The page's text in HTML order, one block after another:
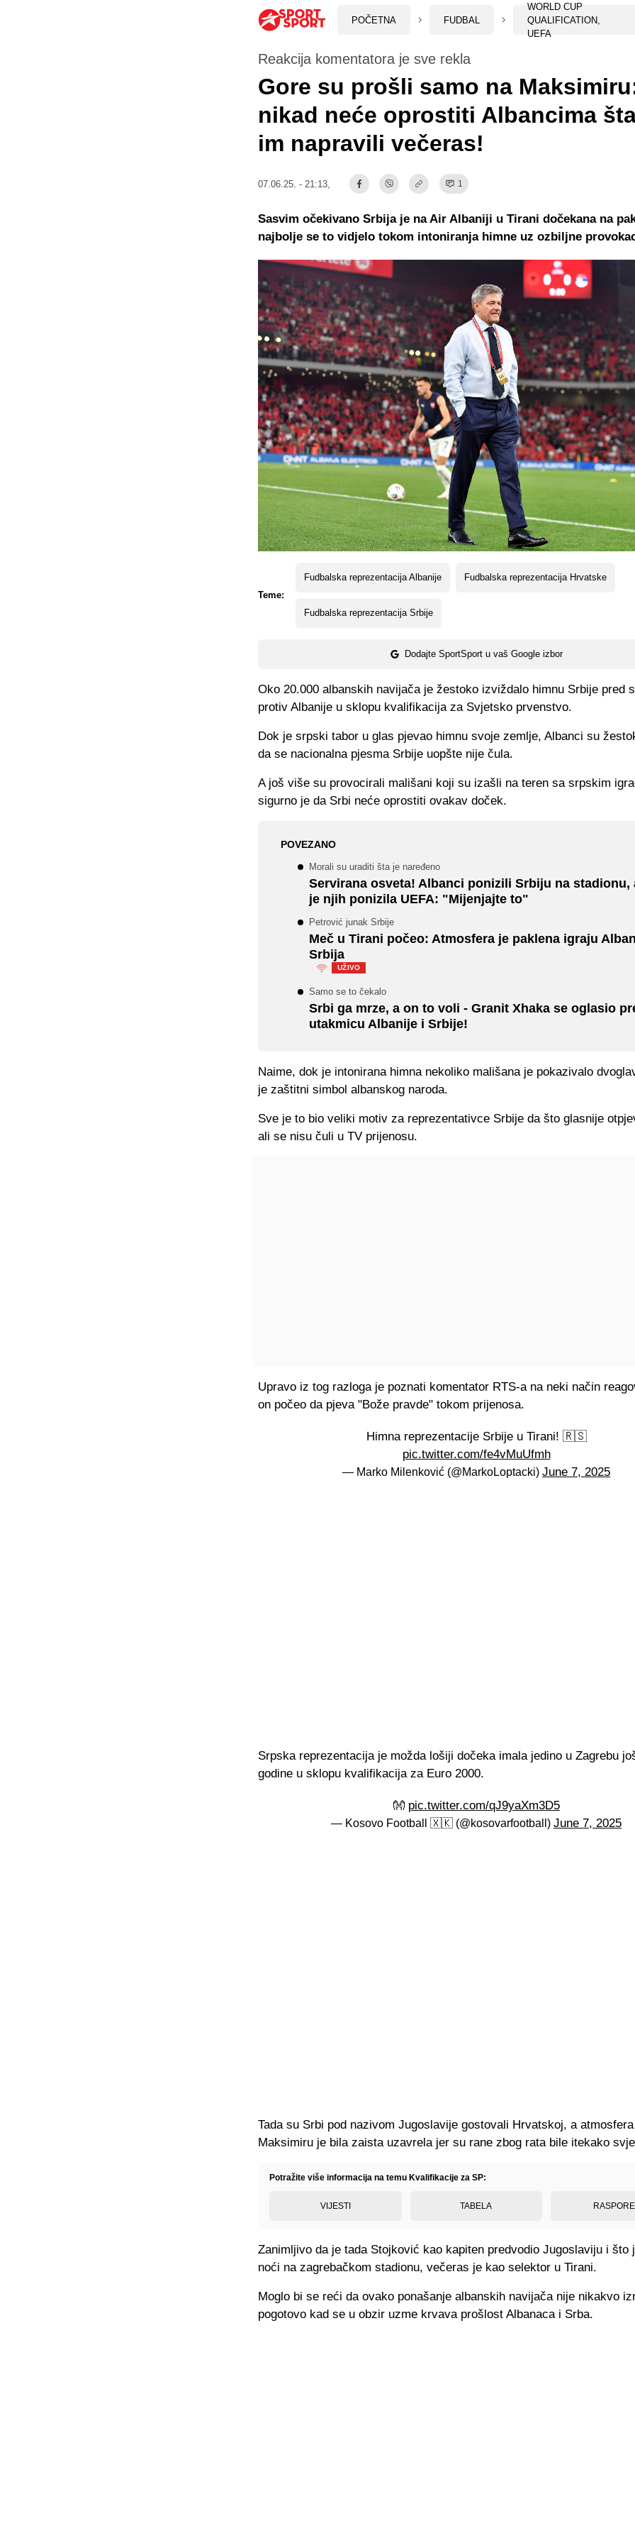
POČETNA FUDBAL
WORLD CUP
QUALIFICATION,
UEFA
Reakcija komentatora je sve rekla
Gore su prošli samo na
nikad neće oprostiti Albancima
im napravili večeras!
07.06.25. - 21:13, 1
Teme:
Fudbalska reprezentacija Albanije Fudbalska reprezentacija Hrvatske
Fudbalska reprezentacija Srbije
Dodajte SportSport u vaš Google izbor
Sasvim očekivano Srbija je na Air Albaniji u Tirani dočekana na
najbolje se to vidjelo tokom intoniranja himne uz ozbiljne
Oko 20.000 albanskih navijača je žestoko izviždalo himnu Srbije pred
protiv Albanije u sklopu kvalifikacija za Svjetsko prvenstvo.
Dok je srpski tabor u glas pjevao himnu svoje zemlje, Albanci su
da se nacionalna pjesma Srbije uopšte nije čula.
A još više su provocirali mališani koji su izašli na teren sa srpskim
sigurno je da Srbi neće oprostiti ovakav doček.
POVEZANO
Morali su uraditi šta je naređeno
Servirana osveta! Albanci ponizili Srbiju na stadionu,
je njih ponizila UEFA: "Mijenjajte to"
Petrović junak Srbije
Meč u Tirani počeo: Atmosfera je paklena igraju
Srbija
UŽIVO
Samo se to čekalo
Srbi ga mrze, a on to voli - Granit Xhaka se oglasio
utakmicu Albanije i Srbije!
Naime, dok je intonirana himna nekoliko mališana je pokazivalo
je zaštitni simbol albanskog naroda.
Sve je to bio veliki motiv za reprezentativce Srbije da što glasnije
ali se nisu čuli u TV prijenosu.
Upravo iz tog razloga je poznati komentator RTS-a na neki način
on počeo da pjeva "Bože pravde" tokom prijenosa.
Himna reprezentacije Srbije u Tirani! 🇷🇸
pic.twitter.com/fe4vMuUfmh
— Marko Milenković (@MarkoLoptacki) June 7, 2025
Srpska reprezentacija je možda lošiji dočeka imala jedino u Zagrebu
godine u sklopu kvalifikacija za Euro 2000.
👐 pic.twitter.com/qJ9yaXm3D5
— Kosovo Football 🇽🇰 (@kosovarfootball) June 7, 2025
Tada su Srbi pod nazivom Jugoslavije gostovali Hrvatskoj, a
Maksimiru je bila zaista uzavrela jer su rane zbog rata bile itekako
Potražite više informacija na temu Kvalifikacije za SP:
VIJESTI TABELA
Zanimljivo da je tada Stojković kao kapiten predvodio Jugoslaviju i što
noći na zagrebačkom stadionu, večeras je kao selektor u Tirani.
Moglo bi se reći da ovako ponašanje albanskih navijača nije nikakvo
pogotovo kad se u obzir uzme krvava prošlost Albanaca i Srba.